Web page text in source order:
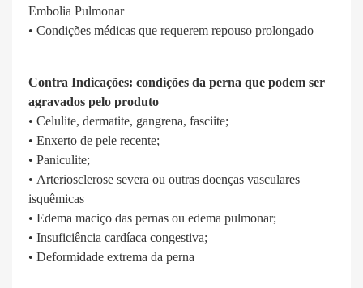
Embolia Pulmonar
• Condições médicas que requerem repouso prolongado
Contra Indicações: condições da perna que podem ser
agravados pelo produto
• Celulite, dermatite, gangrena, fasciite;
• Enxerto de pele recente;
• Paniculite;
• Arteriosclerose severa ou outras doenças vasculares
isquêmicas
• Edema maciço das pernas ou edema pulmonar;
• Insuficiência cardíaca congestiva;
• Deformidade extrema da perna